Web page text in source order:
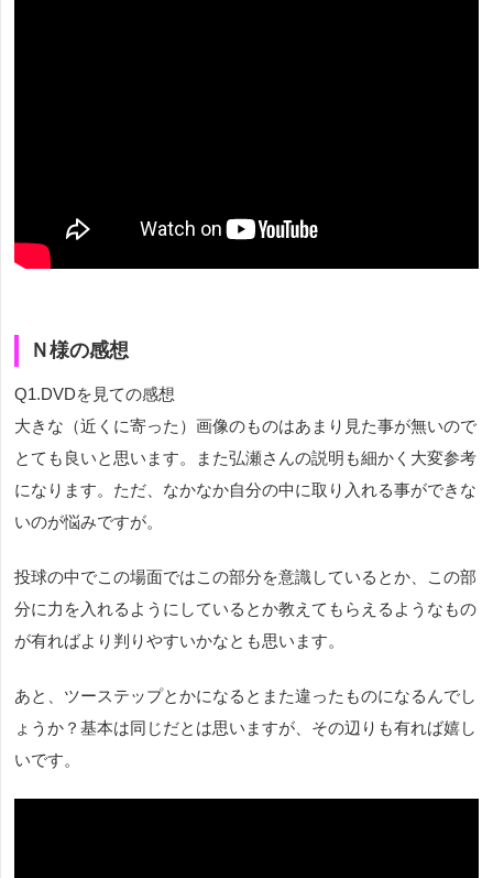
Ｎ様の感想
Q1.DVDを見ての感想
大きな（近くに寄った）画像のものはあまり見た事が無いので
とても良いと思います。また弘瀬さんの説明も細かく大変参考
になります。ただ、なかなか自分の中に取り入れる事ができな
いのが悩みですが。
投球の中でこの場面ではこの部分を意識しているとか、この部
分に力を入れるようにしているとか教えてもらえるようなもの
が有ればより判りやすいかなとも思います。
あと、ツーステップとかになるとまた違ったものになるんでし
ょうか？基本は同じだとは思いますが、その辺りも有れば嬉し
いです。